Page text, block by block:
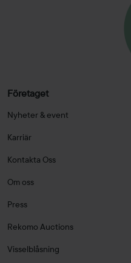
Företaget
Nyheter & event
Karriär
Kontakta Oss
Om oss
Press
Rekomo Auctions
Visselblåsning